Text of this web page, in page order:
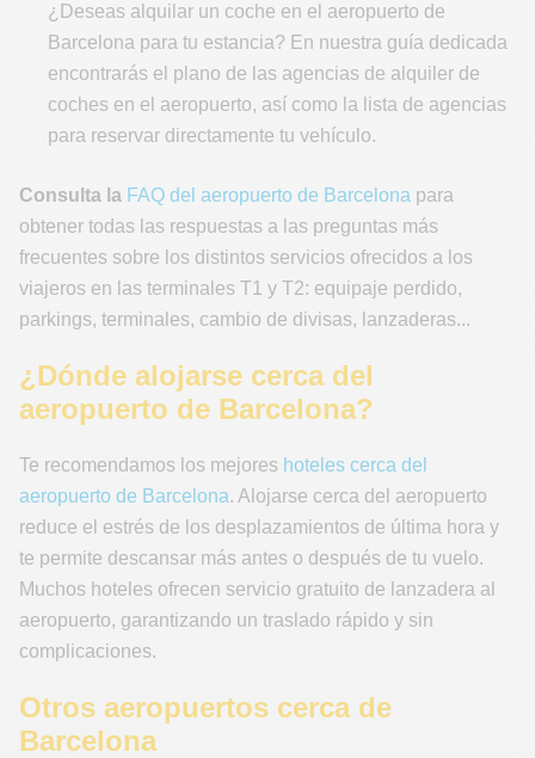
¿Deseas alquilar un coche en el aeropuerto de
Barcelona para tu estancia? En nuestra guía dedicada
encontrarás el plano de las agencias de alquiler de
coches en el aeropuerto, así como la lista de agencias
para reservar directamente tu vehículo.
Consulta la FAQ del aeropuerto de Barcelona para
obtener todas las respuestas a las preguntas más
frecuentes sobre los distintos servicios ofrecidos a los
viajeros en las terminales T1 y T2: equipaje perdido,
parkings, terminales, cambio de divisas, lanzaderas...
¿Dónde alojarse cerca del
aeropuerto de Barcelona?
Te recomendamos los mejores hoteles cerca del
aeropuerto de Barcelona. Alojarse cerca del aeropuerto
reduce el estrés de los desplazamientos de última hora y
te permite descansar más antes o después de tu vuelo.
Muchos hoteles ofrecen servicio gratuito de lanzadera al
aeropuerto, garantizando un traslado rápido y sin
complicaciones.
Otros aeropuertos cerca de
Barcelona